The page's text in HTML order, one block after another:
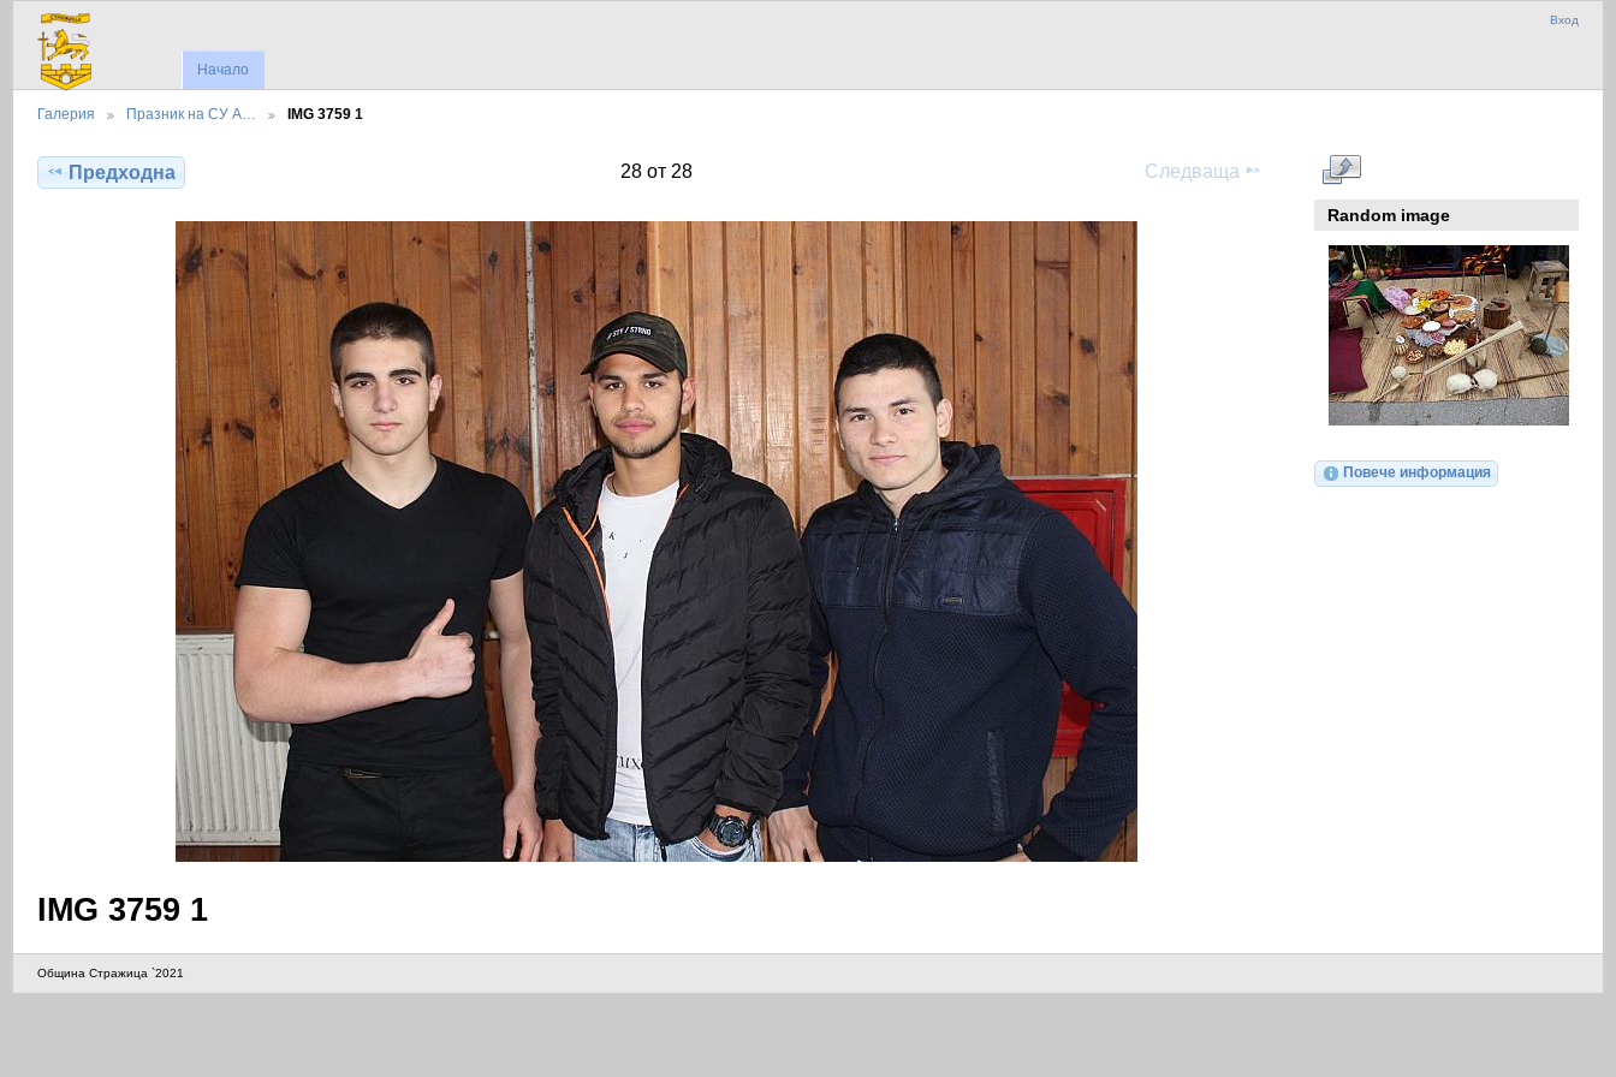
Вход
Начало
Галерия Празник на СУ А… IMG 3759 1
Предходна 28 от 28 Следваща
IMG 3759 1
Random image
Повече информация
Община Стражица `2021